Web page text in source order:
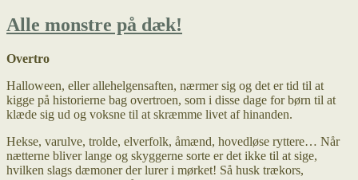
Alle monstre på dæk!
Overtro
Halloween, eller allehelgensaften, nærmer sig og det er tid til at
kigge på historierne bag overtroen, som i disse dage for børn til at
klæde sig ud og voksne til at skræmme livet af hinanden.
Hekse, varulve, trolde, elverfolk, åmænd, hovedløse ryttere… Når
nætterne bliver lange og skyggerne sorte er det ikke til at sige,
hvilken slags dæmoner der lurer i mørket! Så husk trækors,